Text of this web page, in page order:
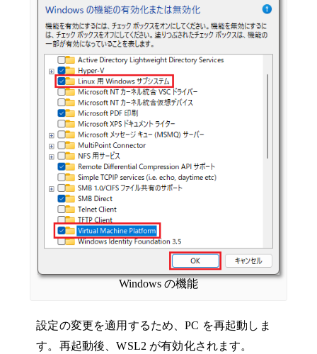
Windows の機能
設定の変更を適用するため、PC を再起動しま
す。再起動後、WSL2 が有効化されます。